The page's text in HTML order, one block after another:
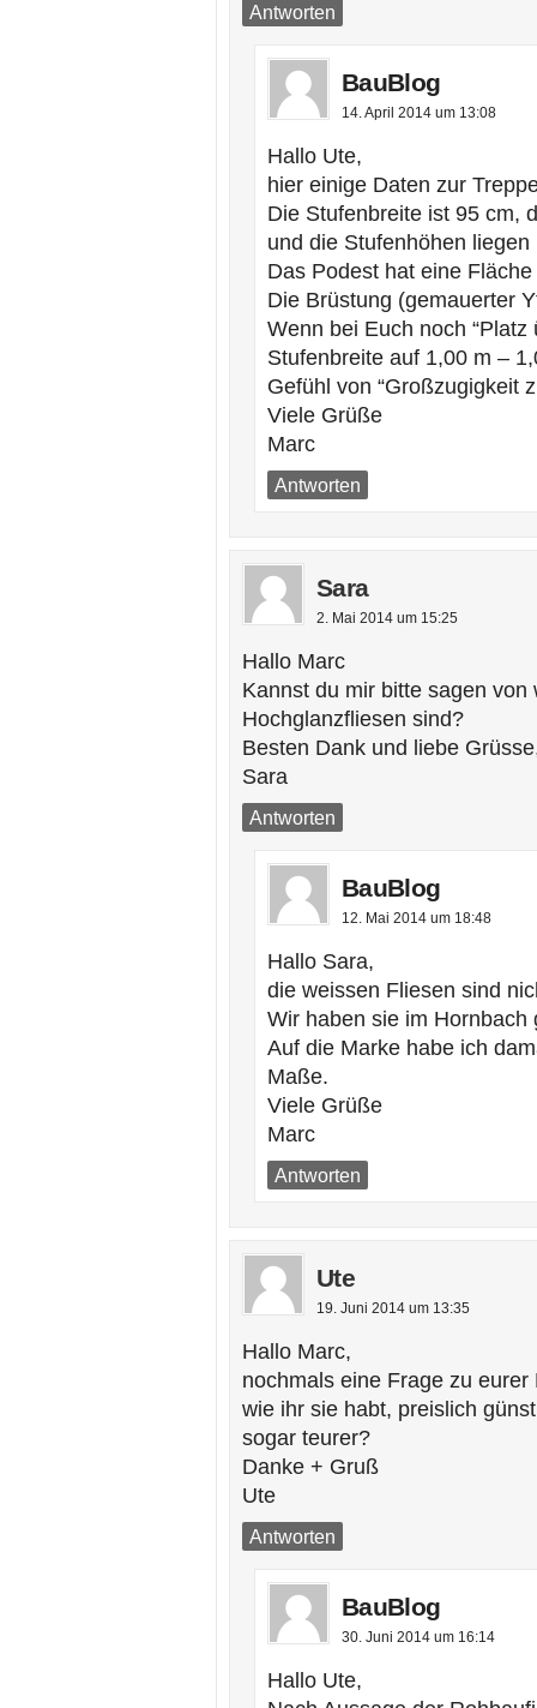
Antworten
BauBlog
14. April 2014 um 13:08
Hallo Ute,
hier einige Daten zur
Die Stufenbreite ist 95 cm,
und die Stufenhöhen liegen
Das Podest hat eine
Die Brüstung (gemauerter
Wenn bei Euch noch
Stufenbreite auf 1,00 m –
Gefühl von “Großzugigkeit
Viele Grüße
Marc
Antworten
Sara
2. Mai 2014 um 15:25
Hallo Marc
Kannst du mir bitte sagen
Hochglanzfliesen sind?
Besten Dank und liebe
Sara
Antworten
BauBlog
12. Mai 2014 um 18:48
Hallo Sara,
die weissen Fliesen sind
Wir haben sie im Hornbach
Auf die Marke habe ich
Maße.
Viele Grüße
Marc
Antworten
Ute
19. Juni 2014 um 13:35
Hallo Marc,
nochmals eine Frage zu
wie ihr sie habt, preislich
sogar teurer?
Danke + Gruß
Ute
Antworten
BauBlog
30. Juni 2014 um 16:14
Hallo Ute,